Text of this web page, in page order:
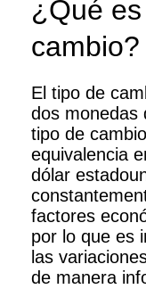
¿Qué
cambio?
El tipo de
dos monedas
tipo de
equivalencia
dólar
factores
por lo que es
las
de manera